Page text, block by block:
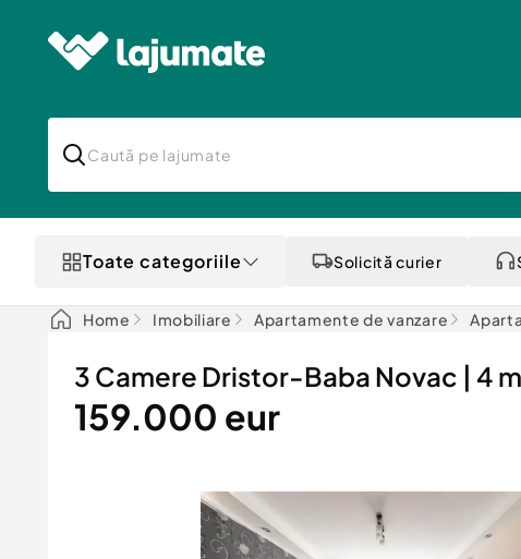
Toate categoriile Solicită curier
Home Imobiliare Apartamente de vanzare
3 Camere Dristor-Baba Novac | 4
159.000 eur